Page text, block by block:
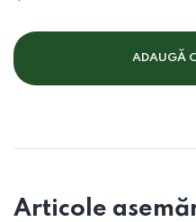
Articole